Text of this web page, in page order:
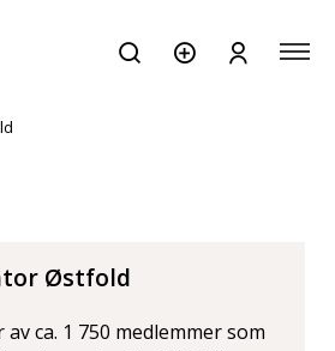
Østfold
ca. 1 750 medlemmer som